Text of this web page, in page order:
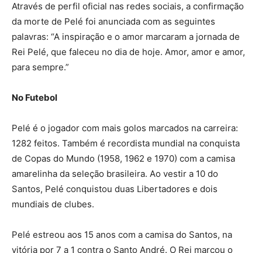
Através de perfil oficial nas redes sociais, a confirmação
da morte de Pelé foi anunciada com as seguintes
palavras: “A inspiração e o amor marcaram a jornada de
Rei Pelé, que faleceu no dia de hoje. Amor, amor e amor,
para sempre.”
No Futebol
Pelé é o jogador com mais golos marcados na carreira:
1282 feitos. Também é recordista mundial na conquista
de Copas do Mundo (1958, 1962 e 1970) com a camisa
amarelinha da seleção brasileira. Ao vestir a 10 do
Santos, Pelé conquistou duas Libertadores e dois
mundiais de clubes.
Pelé estreou aos 15 anos com a camisa do Santos, na
vitória por 7 a 1 contra o Santo André. O Rei marcou o